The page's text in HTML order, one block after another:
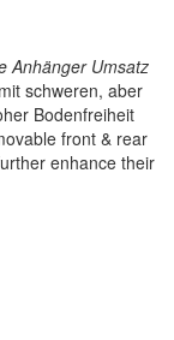
Anhänger Umsatz
schweren, aber
Bodenfreiheit
front & rear
enhance their